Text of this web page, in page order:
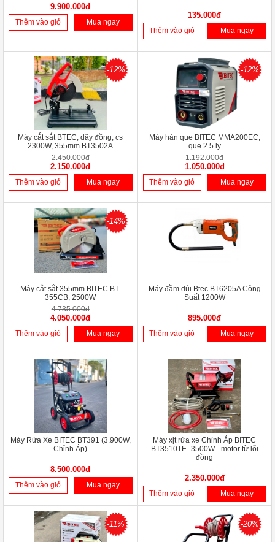
9.900.000đ
Thêm vào giỏ Mua ngay
135.000đ
Thêm vào giỏ Mua ngay
-12%
Máy cắt sắt BTEC, dây đồng, cs
2300W, 355mm BT3502A
2.450.000đ
2.150.000đ
Thêm vào giỏ Mua ngay
-12%
Máy hàn que BITEC MMA200EC,
que 2.5 ly
1.192.000đ
1.050.000đ
Thêm vào giỏ Mua ngay
-14%
Máy cắt sắt 355mm BITEC BT-
355CB, 2500W
4.735.000đ
4.050.000đ
Thêm vào giỏ Mua ngay
Máy đầm dùi Btec BT6205A Công
Suất 1200W
895.000đ
Thêm vào giỏ Mua ngay
Máy Rửa Xe BITEC BT391 (3.900W,
Chỉnh Áp)
8.500.000đ
Thêm vào giỏ Mua ngay
Máy xịt rửa xe Chỉnh Áp BITEC
BT3510TE- 3500W - motor từ lõi
đồng
2.350.000đ
Thêm vào giỏ Mua ngay
-11% -20%